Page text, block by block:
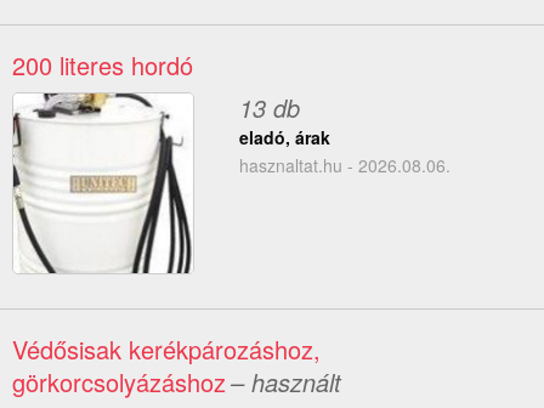
200 literes hordó
13 db
eladó, árak
hasznaltat.hu - 2026.08.06.
Védősisak kerékpározáshoz,
görkorcsolyázáshoz– használt